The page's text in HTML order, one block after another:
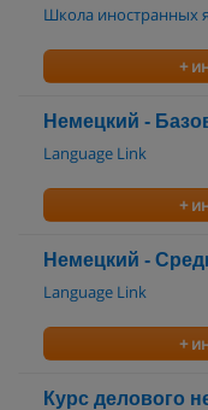
Школа иностранных
+
Немецкий -
Language Link
+
Немецкий -
Language Link
+
Курс делового